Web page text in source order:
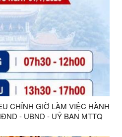
CHỈNH GIỜ LÀM VIỆC HÀNH
- UBND - UỶ BAN MTTQ